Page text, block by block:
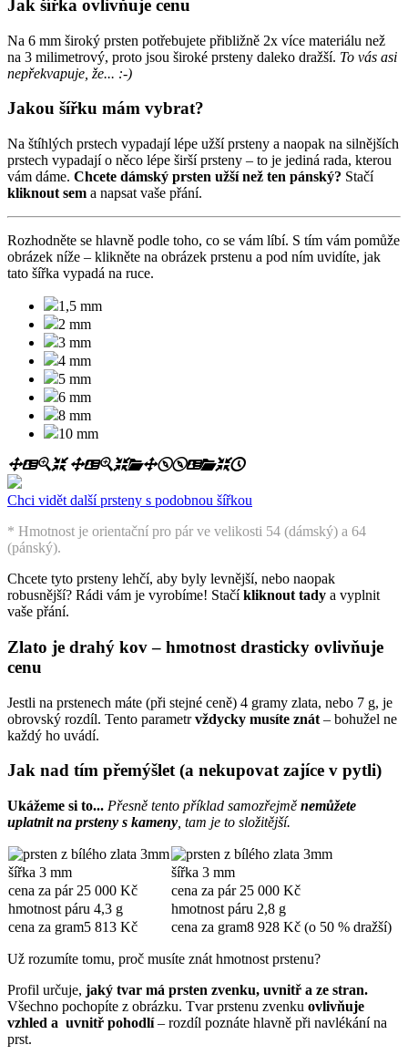
Jak šířka ovlivňuje cenu
Na 6 mm široký prsten potřebujete přibližně 2x více materiálu než
na 3 milimetrový, proto jsou široké prsteny daleko dražší. To vás asi
nepřekvapuje, že... :-)
Jakou šířku mám vybrat?
Na štíhlých prstech vypadají lépe užší prsteny a naopak na silnějších
prstech vypadají o něco lépe širší prsteny – to je jediná rada, kterou
vám dáme. Chcete dámský prsten užší než ten pánský? Stačí
kliknout sem a napsat vaše přání.
Rozhodněte se hlavně podle toho, co se vám líbí. S tím vám pomůže
obrázek níže – klikněte na obrázek prstenu a pod ním uvidíte, jak
tato šířka vypadá na ruce.
1,5 mm
2 mm
3 mm
4 mm
5 mm
6 mm
8 mm
10 mm
Chci vidět další prsteny s podobnou šířkou
* Hmotnost je orientační pro pár ve velikosti 54 (dámský) a 64
(pánský).
Chcete tyto prsteny lehčí, aby byly levnější, nebo naopak
robusnější? Rádi vám je vyrobíme! Stačíkliknout tady a vyplnit
vaše přání.
Zlato je drahý kov – hmotnost drasticky ovlivňuje
cenu
Jestli na prstenech máte (při stejné ceně) 4 gramy zlata, nebo 7 g, je
obrovský rozdíl. Tento parametrvždycky musíte znát – bohužel ne
každý ho uvádí.
Jak nad tím přemýšlet (a nekupovat zajíce v pytli)
Ukážeme si to... Přesně tento příklad samozřejmě nemůžete
uplatnit na prsteny s kameny , tam je to složitější.
šířka 3 mm šířka 3 mm
cena za pár 25 000 Kč cena za pár 25 000 Kč
hmotnost páru 4,3 g hmotnost páru 2,8 g
cena za gram5 813 Kč cena za gram8 928 Kč (o 50 % dražší)
Už rozumíte tomu, proč musíte znát hmotnost prstenu?
Profil určuje, jaký tvar má prsten zvenku, uvnitř a ze stran.
Všechno pochopíte z obrázku. Tvar prstenu zvenku ovlivňuje
vzhled a uvnitř pohodlí– rozdíl poznáte hlavně při navlékání na
prst.